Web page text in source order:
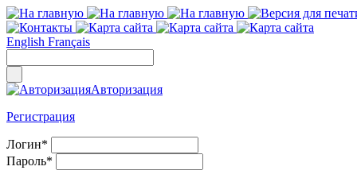
English Français
Авторизация
Регистрация
Логин*
Пароль*